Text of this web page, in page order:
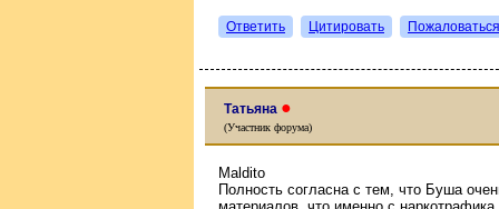
Ответить Цитировать Пожаловаться
Татьяна ●
(Участник форума)
Maldito
Полность согласна с тем, что Буша